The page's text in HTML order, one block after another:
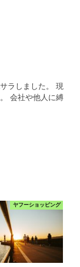
ラしました。 現
会社や他人に縛
ヤフーショッピング